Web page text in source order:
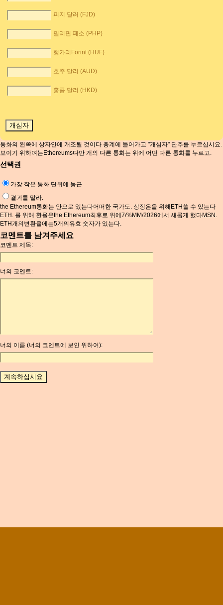
피지 달러 (FJD)
필리핀 페소 (PHP)
헝가리Forint (HUF)
호주 달러 (AUD)
홍콩 달러 (HKD)
통화의 왼쪽에 상자안에 개조될 것이다 총계에 들어가고 "개심자" 단추를 누르십시요.
보이기 위하여는Ethereums다만 개의 다른 통화는 위에 어떤 다른 통화를 누르고.
선택권
가장 작은 통화 단위에 둥근.
결과를 말라.
the Ethereum통화는 안으로 있는다어떠한 국가도. 상징은을 위해ETH쓸 수 있는다
ETH. 를 위해 환율은the Ethereum최후로 위에7/%MM/2026에서 새롭게 했다MSN.
ETH개의변환율에는5개의유효 숫자가 있는다.
코멘트를 남겨주세요
코멘트 제목:
너의 코멘트:
너의 이름 (너의 코멘트에 보인 위하여):